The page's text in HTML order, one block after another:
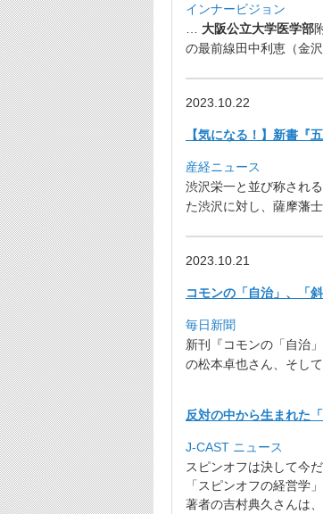
インナービジョン
大阪公立大学医学部
の最前線田中利恵（金
2023.10.22
【気になる！】新書『
産経ニュース
渋沢栄一と並び称される
た渋沢に対し、 薩摩藩
2023.10.21
コモンの「自治」、「
毎日新聞
新刊『コモンの「自治
の松本卓也さん、 そし
反対の中から生まれた
J-CAST ニュース
スピンオフは決して今
「スピンオフの経営学
著者の吉村典久さんは